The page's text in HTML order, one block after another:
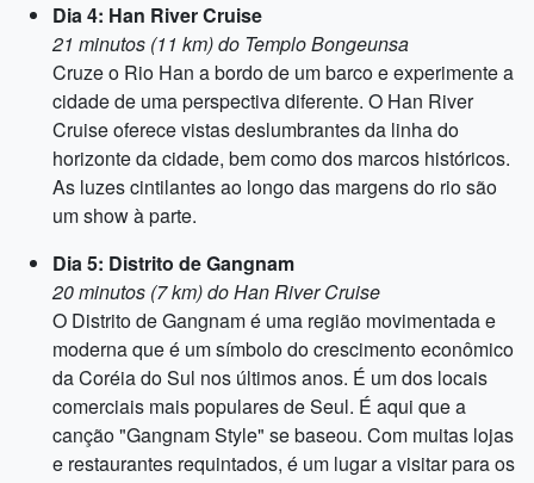
Dia 4: Han River Cruise
21 minutos (11 km) do Templo Bongeunsa
Cruze o Rio Han a bordo de um barco e experimente a
cidade de uma perspectiva diferente. O Han River
Cruise oferece vistas deslumbrantes da linha do
horizonte da cidade, bem como dos marcos históricos.
As luzes cintilantes ao longo das margens do rio são
um show à parte.
Dia 5: Distrito de Gangnam
20 minutos (7 km) do Han River Cruise
O Distrito de Gangnam é uma região movimentada e
moderna que é um símbolo do crescimento econômico
da Coréia do Sul nos últimos anos. É um dos locais
comerciais mais populares de Seul. É aqui que a
canção "Gangnam Style" se baseou. Com muitas lojas
e restaurantes requintados, é um lugar a visitar para os